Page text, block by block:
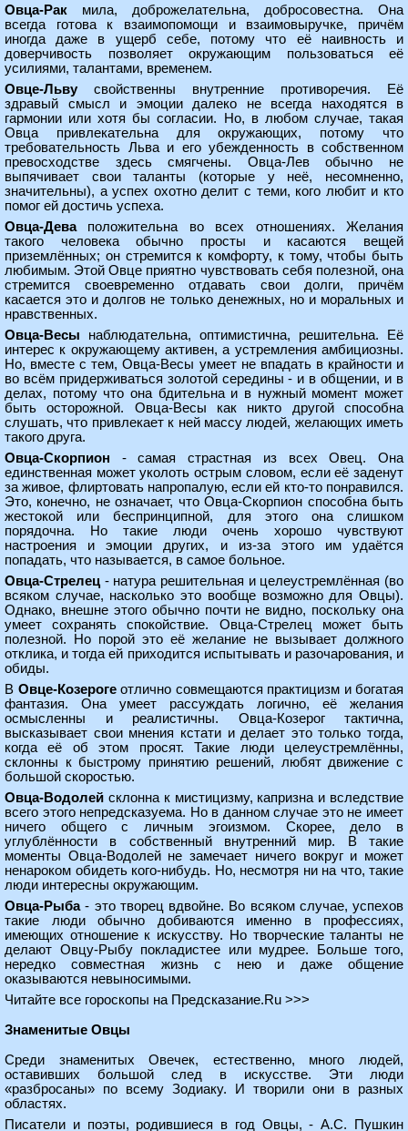
Овца-Рак мила, доброжелательна, добросовестна. Она
всегда готова к взаимопомощи и взаимовыручке, причём
иногда даже в ущерб себе, потому что её наивность и
доверчивость позволяет окружающим пользоваться её
усилиями, талантами, временем.
Овце-Львусвойственны внутренние противоречия. Её
здравый смысл и эмоции далеко не всегда находятся в
гармонии или хотя бы согласии. Но, в любом случае, такая
Овца привлекательна для окружающих, потому что
требовательность Льва и его убежденность в собственном
превосходстве здесь смягчены. Овца-Лев обычно не
выпячивает свои таланты (которые у неё, несомненно,
значительны), а успех охотно делит с теми, кого любит и кто
помог ей достичь успеха.
Овца-Деваположительна во всех отношениях. Желания
такого человека обычно просты и касаются вещей
приземлённых; он стремится к комфорту, к тому, чтобы быть
любимым. Этой Овце приятно чувствовать себя полезной, она
стремится своевременно отдавать свои долги, причём
касается это и долгов не только денежных, но и моральных и
нравственных.
Овца-Весы наблюдательна, оптимистична, решительна. Её
интерес к окружающему активен, а устремления амбициозны.
Но, вместе с тем, Овца-Весы умеет не впадать в крайности и
во всём придерживаться золотой середины - и в общении, и в
делах, потому что она бдительна и в нужный момент может
быть осторожной. Овца-Весы как никто другой способна
слушать, что привлекает к ней массу людей, желающих иметь
такого друга.
Овца-Скорпион - самая страстная из всех Овец. Она
единственная может уколоть острым словом, если её заденут
за живое, флиртовать напропалую, если ей кто-то понравился.
Это, конечно, не означает, что Овца-Скорпион способна быть
жестокой или беспринципной, для этого она слишком
порядочна. Но такие люди очень хорошо чувствуют
настроения и эмоции других, и из-за этого им удаётся
попадать, что называется, в самое больное.
Овца-Стрелец - натура решительная и целеустремлённая (во
всяком случае, насколько это вообще возможно для Овцы).
Однако, внешне этого обычно почти не видно, поскольку она
умеет сохранять спокойствие. Овца-Стрелец может быть
полезной. Но порой это её желание не вызывает должного
отклика, и тогда ей приходится испытывать и разочарования, и
обиды.
В Овце-Козерогеотлично совмещаются практицизм и богатая
фантазия. Она умеет рассуждать логично, её желания
осмысленны и реалистичны. Овца-Козерог тактична,
высказывает свои мнения кстати и делает это только тогда,
когда её об этом просят. Такие люди целеустремлённы,
склонны к быстрому принятию решений, любят движение с
большой скоростью.
Овца-Водолей склонна к мистицизму, капризна и вследствие
всего этого непредсказуема. Но в данном случае это не имеет
ничего общего с личным эгоизмом. Скорее, дело в
углублённости в собственный внутренний мир. В такие
моменты Овца-Водолей не замечает ничего вокруг и может
ненароком обидеть кого-нибудь. Но, несмотря ни на что, такие
люди интересны окружающим.
Овца-Рыба- это творец вдвойне. Во всяком случае, успехов
такие люди обычно добиваются именно в профессиях,
имеющих отношение к искусству. Но творческие таланты не
делают Овцу-Рыбу покладистее или мудрее. Больше того,
нередко совместная жизнь с нею и даже общение
оказываются невыносимыми.
Читайте все гороскопы на Предсказание.Ru >>>
Знаменитые Овцы
Среди знаменитых Овечек, естественно, много людей,
оставивших большой след в искусстве. Эти люди
«разбросаны» по всему Зодиаку. И творили они в разных
областях.
Писатели и поэты, родившиеся в год Овцы, - А.С. Пушкин